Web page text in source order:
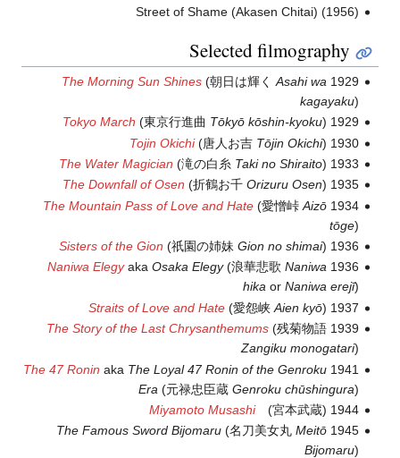
Street of Shame (Akasen Chitai) (1956)
Selected filmography
1929
The Morning Sun Shines(朝日は輝く Asahi wa
kagayaku)
1929
Tokyo March (東京行進曲 Tōkyō kōshin-kyoku)
1930
Tojin Okichi(唐人お吉 Tōjin Okichi)
1933
The Water Magician (滝の白糸 Taki no Shiraito)
1935
The Downfall of Osen (折鶴お千 Orizuru Osen)
1934
The Mountain Pass of Love and Hate(愛憎峠 Aizō
tōge)
1936
Sisters of the Gion (祇園の姉妹 Gion no shimai)
1936
Naniwa Elegyaka Osaka Elegy(浪華悲歌 Naniwa
hikaor Naniwa erejī)
1937
Straits of Love and Hate(愛怨峡 Aien kyō)
1939
The Story of the Last Chrysanthemums(残菊物語
Zangiku monogatari)
1941
The 47 Ronin aka The Loyal 47 Ronin of the Genroku
Era (元禄忠臣蔵 Genroku chūshingura)
1944
Miyamoto Musashi(宮本武蔵)
1945
The Famous Sword Bijomaru(名刀美女丸 Meitō
Bijomaru)